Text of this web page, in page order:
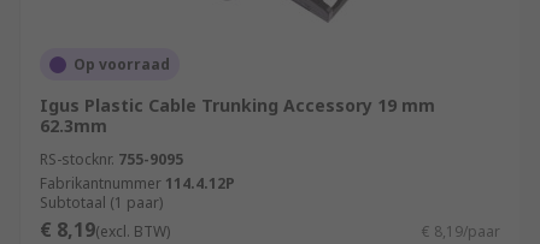
Op voorraad
Igus Plastic Cable Trunking Accessory 19 mm
62.3mm
RS-stocknr. 755-9095
Fabrikantnummer 114.4.12P
Subtotaal (1 paar)
€ 8,19(excl. BTW) € 8,19/paar